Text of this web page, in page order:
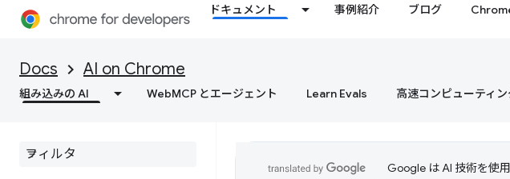
ドキュメント 事例紹介 ブログ
Docs AI on Chrome
組み込みの AI WebMCP とエージェント Learn Evals 高速コンピューティ
Google は AI 技術を使